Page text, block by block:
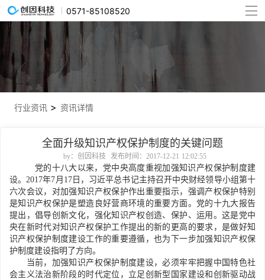
0571-85108520
行业资讯 > 资讯详情
全面升级知识产权保护制度的关键问题
by：创因科技 发布时间：2017-12-21 12:02:55
党的十八大以来，党中央高度重视加强知识产权保护制度建
设。2017年7月17日，习近平总书记主持召开中央财经领导小组第十
六次会议，对加强知识产权保护作出重要指示，强调产权保护特别
是知识产权保护是塑造良好营商环境的重要方面。党的十九大报告
提出，倡导创新文化，强化知识产权创造、保护、运用。这是党中
央在新时代对知识产权保护工作提出的新的更高的要求，是做好知
识产权保护制度建设工作的重要遵循，也为下一步加强知识产权保
护制度建设指明了方向。
当前，加强知识产权保护制度建设，必须牢牢把握中国特色社
会主义法治新阶段的时代定位，立足创新型国家建设和创新驱动战